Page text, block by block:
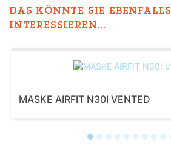
DAS KÖNNTE SIE EBENFALLS
INTERESSIEREN...
MASKE AIRFIT N30I VENTED